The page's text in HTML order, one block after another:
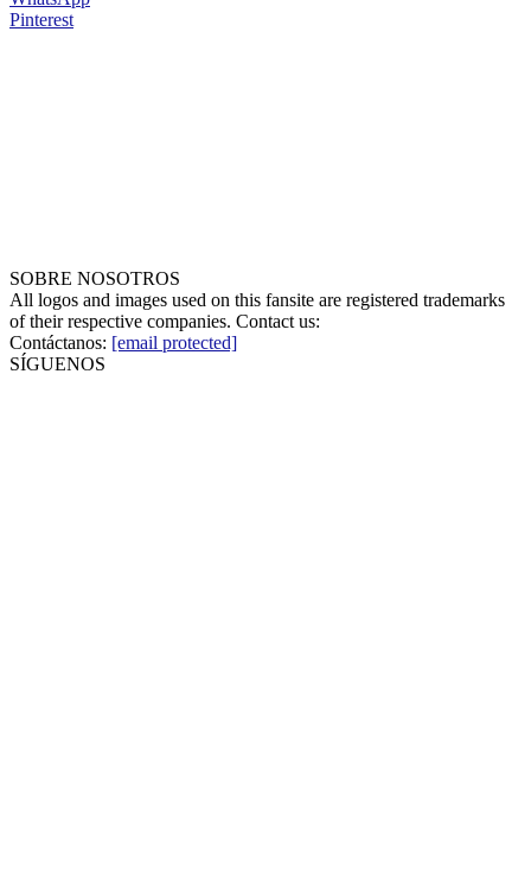
Pinterest
SOBRE NOSOTROS
All logos and images used on this fansite are registered trademarks
of their respective companies. Contact us:
Contáctanos: [email protected]
SÍGUENOS